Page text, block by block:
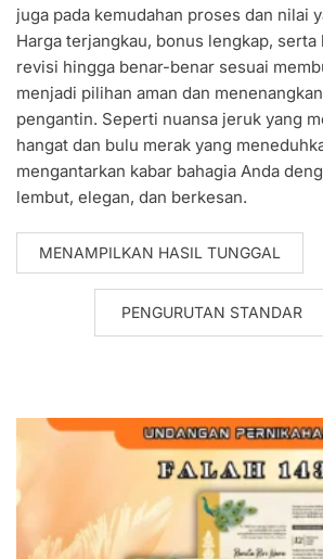
juga pada kemudahan proses dan nilai
Harga terjangkau, bonus lengkap, serta
revisi hingga benar-benar sesuai
menjadi pilihan aman dan
pengantin. Seperti nuansa jeruk yang
hangat dan bulu merak yang
mengantarkan kabar bahagia Anda
lembut, elegan, dan berkesan.
MENAMPILKAN HASIL TUNGGAL